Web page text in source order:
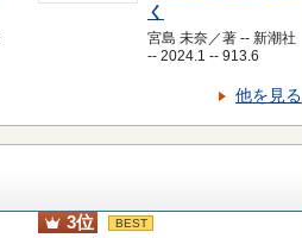
く
宮島 未奈／著 -- 新潮社
-- 2024.1 -- 913.6
他を見る
3位 BEST